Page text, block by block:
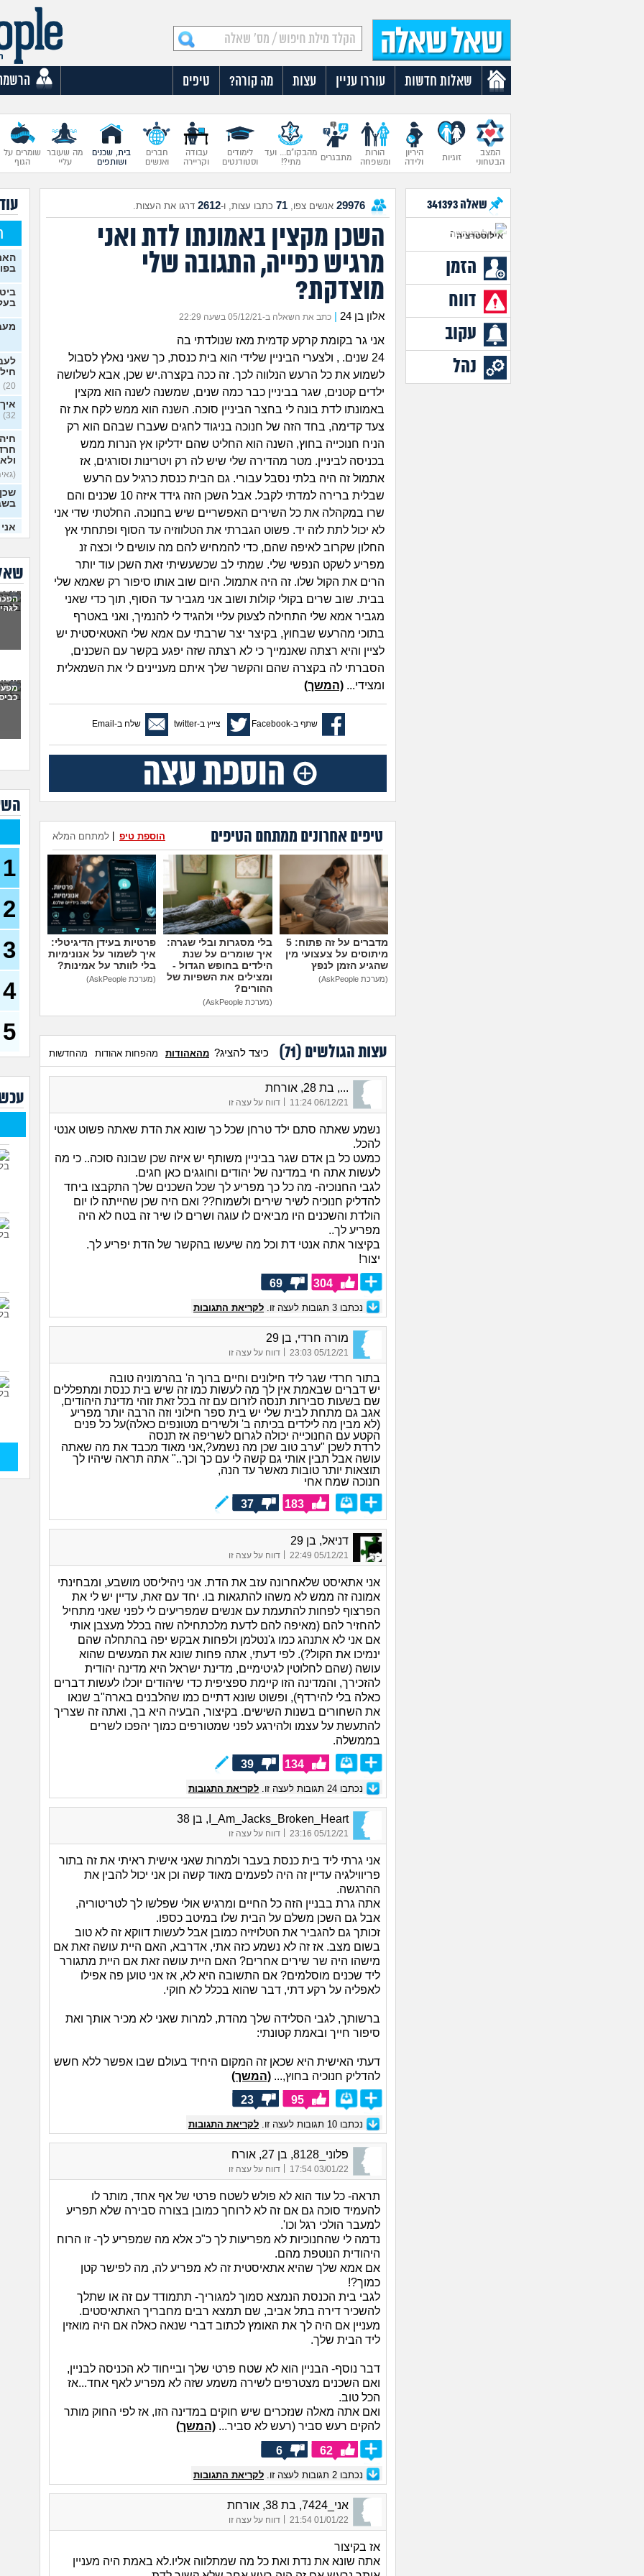
שאלות חדשות עוררו עניין עצות מה קורה? טיפים
המצב
הבטחוני
זוגיות
היריון
ולידה
הורות
ומשפחה
מתבגרים
מהבקו"ם... ועד
מתי?!
לימודים
וסטודנטים
עבודה
וקריירה
חברים
ואנשים
בית, שכנים
ושותפים
מה שעובר
עליי
שומרים על
הגוף
שאלה341393
אילוסטרציה
הזמן
דווח
עקוב
נהל
29976 אנשים צפו, 71 כתבו עצות, ו-2612 דרגו את העצות.
השכן מקצין באמונתו לדת ואני
מרגיש כפייה, התגובה שלי
מוצדקת?
אלון בן 24 כתב את השאלה ב-05/12/21 בשעה 22:29
אני גר בקומת קרקע קדמית מאז שנולדתי בה
24 שנים. , ולצערי הביניין שלידי הוא בית כנסת, כך שאני נאלץ לסבול
לשמוע את כל הרעש הנלווה לכך. זה ככה בקצרה.יש שכן, אבא לשלושה
ילדים קטנים, שגר בביניין כבר כמה שנים, שמשנה לשנה הוא מקצין
באמונתו לדת בונה לי בחצר הביניין סוכה. השנה הוא ממש לקח את זה
צעד קדימה, בחד הזה של חנוכה בניגוד לחגים שעברו שבהם הוא רק
הניח חנוכייה בחוץ, השנה הוא החליט שהם ידליקו אץ הנרות ממש
בכניסה לביניין. מטר מהדירה שלי שיש לה רק ויטרינות וסורגים, אז
אתמול זה היה בלתי נסבל עבורי. גם הבית כנסת כרגיל עם הרעש
שבלית ברירה למדתי לקבל. אבל השכן הזה גידד איזה 10 שכנים והם
שרו במקהלה את כל השירים האפשריים שיש בחנוכה. החלטתי שדי אני
לא יכול לתת לזה יד. פשוט הגברתי את הטלווזיה עד הסוף ופתחתי אץ
החלון שקרוב לאיפה שהם, כדי להמחיש להם מה עושים לי וכצה זנ
מפריע לשקט הנפשי שלי. שמתי לב שכשעשיתי זאת השכן עוד יותר
הרים את הקול שלו. זה היה אתמול. היום שוב אותו סיפור רק שאמא שלי
בבית. שוב שרים בקולי קולות ושוב אני מגביר עד הסוף, תוך כדי שאני
מגביר אמא שלי התחילה לצעוק עליי ולהגיד לי להנמיך, ואני באטרף
בתוכי מהרעש שבחוץ, בקיצר יצר שרבתי עם אמא שלי האטאיסטית יש
לציין והיא רצתה שאנמייך כי לא רצתה שזה יפגע בקשר עם השכנים,
הסברתי לה בקצרה שהם והקשר שלך איתם מעניינים לי את השמאלית
ומצידי... (המשך)
שתף ב-Facebook צייץ ב-twitter שלח ב-Email
טיפים אחרונים ממתחם הטיפים למתחם המלא הוספת טיפ
מדברים על זה פתוח: 5
מיתוסים על צעצועי מין
שהגיע הזמן לנפץ
(מערכת AskPeople)
בלי מסגרות ובלי שגרה:
איך שומרים על שנת
הילדים בחופש הגדול -
ומצילים את השפיות של
ההורים?
(מערכת AskPeople)
פרטיות בעידן הדיגיטלי:
איך לשמור על אנונימיות
בלי לוותר על אמינות?
(מערכת AskPeople)
עצות הגולשים (71
) כיצד להציג? מהאהודות מהפחות אהודות מהחדשות
..., בת 28, אורחת
06/12/21 11:24 דווח על עצה זו
נשמע שאתה סתם ילד טרחן שכל כך שונא את הדת שאתה פשוט אנטי
להכל.
כמעט כל בן אדם שגר בביניין משותף יש איזה שכן שבונה סוכה.. כי מה
לעשות אתה חי במדינה של יהודים וחוגגים כאן חגים.
לגבי החנוכיה- מה כל כך מפריע לך שכל השכנים שלך התקבצו ביחד
להדליק חנוכיה לשיר שירים ולשמוח?? ואם היה שכן שהייתה לו יום
הולדת והשכנים היו מביאים לו עוגה ושרים לו שיר זה בטח לא היה
מפריע לך..
בקיצור אתה אנטי דת וכל מה שיעשו בהקשר של הדת יפריע לך.
יצור!
304
69
נכתבו 3 תגובות לעצה זו. לקריאת התגובות
מורה חרדי, בן 29
05/12/21 23:03
| דווח על עצה זו
בתור חרדי שגר ליד חילונים וחיים ברוך ה' בהרמוניה טובה
יש דברים שבאמת אין לך מה לעשות כמו זה שיש בית כנסת ומתפללים
שם בשעות סבירות תנסה לזרום עם זה בכל זאת זוהי מדינת היהודים,
אגב גם מתחת לבית שלי יש בית ספר חילוני וזה הרבה יותר מפריע
(לא מבין מה לילדים בכיתה ב' ולשירים מטונפים כאלה)על כל פנים
הקטע עם החנוכייה יכולה לגרום לשריפה אז תנסה
לרדת לשכן "ערב טוב שכן מה נשמע?,אני מאוד מכבד את מה שאתה
עושה אבל תבין אותי גם קשה לי עם כך וכך.." אתה תראה שיהיו לך
תוצאות יותר טובות מאשר עד הנה,
חנוכה שמח אחי
183
37
דניאל, בן 29
05/12/21 22:49 דווח על עצה זו
אני אתאיסט שלאחרונה עזב את הדת. אני ניהיליסט מושבע, ומבחינתי
אמונה זה ממש לא משהו להתגאות בו. יחד עם זאת, עדיין יש לי את
הפרצוף לפחות להתעמת עם אנשים שמפריעים לי לפני שאני מתחיל
להחזיר להם (מאיפה להם לדעת מלכתחילה שזה בכלל מעצבן אותי
אם אני לא אתנהג כמו ג'נטלמן ולפחות אבקש יפה בהתחלה שהם
ינמיכו את הקול?). לפי דעתי, אתה פחות שונא את המעשים שהוא
עושה (שהם לחלוטין לגיטימיים, מדינת ישראל היא מדינה יהודית
להזכירך, והמדינה הזו קיימת ספציפית כדי שיהודים יוכלו לעשות דברים
כאלה בלי להירדף), ופשוט שונא דתיים כמו שהלבנים בארה"ב שנאו
את השחורים בשנות השישים. בקיצור, הבעיה היא בך, ואתה זה שצריך
להתעשת על עצמו ולהירגע לפני שמטורפים כמוך יהפכו לשרים
בממשלה.
134
39
נכתבו 24 תגובות לעצה זו. לקריאת התגובות
I_Am_Jacks_Broken_Heart, בן 38
05/12/21 23:16 דווח על עצה זו
אני גרתי ליד בית כנסת בעבר ולמרות שאני אישית ראיתי את זה בתור
פריווילגיה עדיין זה היה לפעמים מאוד קשה וכן אני יכול להבין את
ההרגשה.
אתה גרת בבניין הזה כל החיים ומרגיש אולי שפלשו לך לטריטוריה,
אבל גם השכן משלם על הבית שלו במיטב כספו.
זכותך גם להגביר את הטלויזיה כמובן אבל לעשות דווקא זה לא טוב
בשום מצב. אז זה לא נשמע כזה אתי, אדרבא, האם היית עושה זאת אם
מישהו היה שר שירים אחרים? האם היית עושה זאת אם היית מתגורר
ליד שכנים מוסלמים? אם התשובה היא לא, אז אני טוען פה אפילו
לאפליה על רקע דתי, דבר שהוא בכלל לא חוקי.
ברשותך, לגבי הסלידה שלך מהדת, למרות שאני לא מכיר אותך ואת
סיפור חייך ובאמת קטונתי:
דעתי האישית היא שכאן זה המקום היחיד בעולם שבו אפשר ללא חשש
להדליק חנוכיה בחוץ,... (המשך)
95
23
נכתבו 10 תגובות לעצה זו. לקריאת התגובות
פלוני_8128, בן 27, אורח
03/01/22 17:54 דווח על עצה זו
תראה- כל עוד הוא לא פולש לשטח פרטי של אף אחד, מותר לו
להעמיד סוכה גם אם זה לא לרוחך כמובן בצורה סבירה שלא תפריע
למעבר הולכי רגל וכו'.
נדמה לי שהחנוכיות לא מפריעות לך כ"כ אלא מה שמפריע לך- זו הרוח
היהודית הנוטפת מהם.
אם אמא שלך שהיא אתאיסטית זה לא מפריע לה, מה לפישר קטן
כמוך?!
לגבי בית הכנסת הנמצא סמוך למגוריך- תתמודד עם זה או שתלך
להשכיר דירה בתל אביב, שם תמצא רבים מחבריך האתאיסטים.
מעניין אם היה לך את האומץ לכתוב דברי שנאה כאלה אם היה מואזין
ליד הבית שלך.
דבר נוסף- הבניין הוא לא שטח פרטי שלך ובייחוד לא הכניסה לבניין,
ואם השכנים מצטרפים לשירה משמע שזה לא מפריע לאף אחד...אז
הכל טוב.
ואם אתה מאלה שנזכרים שיש חוקים במדינה הזו, אז לפי החוק מותר
להקים רעש סביר (רעש לא סביר... (המשך)
62
6
נכתבו 2 תגובות לעצה זו. לקריאת התגובות
אני_7424, בת 38, אורחת
01/01/22 21:54
| דווח על עצה זו
אז בקיצור
אתה שונא את נדת ואת כל מה שמתלווה אליו.לא באמת היה מעניין
20)
32)
(Noa, בת 20)
כל
לא
28)
לי
1
2
3
4
5